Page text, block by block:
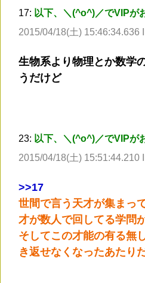
17: 以下、＼(^o^)／でVIPが
2015/04/18(土) 15:46:34.636
生物系より物理とか数学
うだけど
23: 以下、＼(^o^)／でVIPが
2015/04/18(土) 15:51:44.210
>>17
世間で言う天才が集まっ
才が数人で回してる学問
そしてこの才能の有る無
き返せなくなったあたり